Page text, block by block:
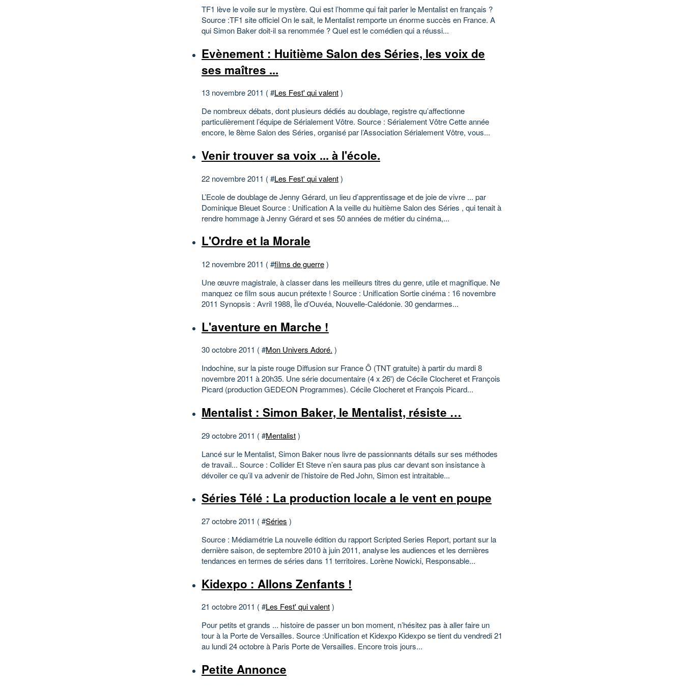
TF1 lève le voile sur le mystère. Qui est l’homme qui fait parler le Mentalist en français ?
Source :TF1 site officiel On le sait, le Mentalist remporte un énorme succès en France. A
qui Simon Baker doit-il sa renommée ? Quel est le comédien qui a réussi...
Evènement : Huitième Salon des Séries, les voix de
ses maîtres ...
13 novembre 2011 ( #Les Fest' qui valent)
De nombreux débats, dont plusieurs dédiés au doublage, registre qu’affectionne
particulièrement l’équipe de Sérialement Vôtre. Source : Sérialement Vôtre Cette année
encore, le 8ème Salon des Séries, organisé par l’Association Sérialement Vôtre, vous...
Venir trouver sa voix ... à l'école.
22 novembre 2011 ( #Les Fest' qui valent)
L’Ecole de doublage de Jenny Gérard, un lieu d’apprentissage et de joie de vivre ... par
Dominique Bleuet Source : Unification A la veille du huitième Salon des Séries , qui tenait à
rendre hommage à Jenny Gérard et ses 50 années de métier du cinéma,...
L'Ordre et la Morale
12 novembre 2011 ( #films de guerre)
Une œuvre magistrale, à classer dans les meilleurs titres du genre, utile et magnifique. Ne
manquez ce film sous aucun prétexte ! Source : Unification Sortie cinéma : 16 novembre
2011 Synopsis : Avril 1988, Île d’Ouvéa, Nouvelle-Calédonie. 30 gendarmes...
L'aventure en Marche !
30 octobre 2011 ( #Mon Univers Adoré. )
Indochine, sur la piste rouge Diffusion sur France Ô (TNT gratuite) à partir du mardi 8
novembre 2011 à 20h35. Une série documentaire (4 x 26') de Cécile Clocheret et François
Picard (production GEDEON Programmes). Cécile Clocheret et François Picard...
Mentalist : Simon Baker, le Mentalist, résiste …
29 octobre 2011 ( #Mentalist)
Lancé sur le Mentalist, Simon Baker nous livre de passionnants détails sur ses méthodes
de travail... Source : Collider Et Steve n’en saura pas plus car devant son insistance à
dévoiler ce qu’il va advenir de l’histoire de Red John, Simon est intraitable...
Séries Télé : La production locale a le vent en poupe
27 octobre 2011 ( #Séries )
Source : Médiamétrie La nouvelle édition du rapport Scripted Series Report, portant sur la
dernière saison, de septembre 2010 à juin 2011, analyse les audiences et les dernières
tendances en termes de séries dans 11 territoires. Lorène Nowicki, Responsable...
Kidexpo : Allons Zenfants !
21 octobre 2011 ( #Les Fest' qui valent)
Pour petits et grands ... histoire de passer un bon moment, n’hésitez pas à aller faire un
tour à la Porte de Versailles. Source :Unification et Kidexpo Kidexpo se tient du vendredi 21
au lundi 24 octobre à Paris Porte de Versailles. Encore trois jours...
Petite Annonce